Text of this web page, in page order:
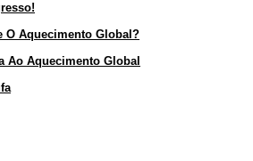
O Aquecimento Global?
Ao Aquecimento Global